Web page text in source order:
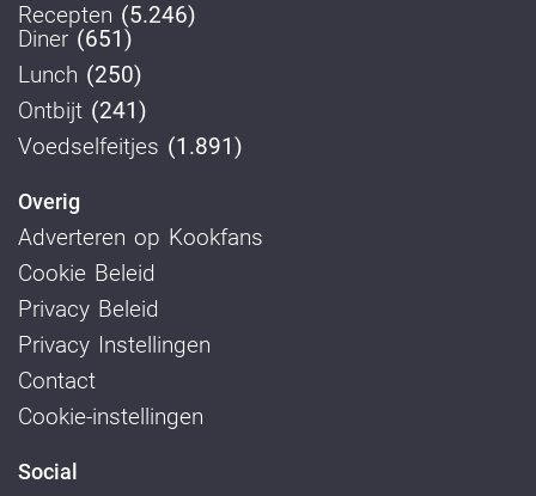
Recepten (5.246)
Diner (651)
Lunch (250)
Ontbijt (241)
Voedselfeitjes (1.891)
Overig
Adverteren op Kookfans
Cookie Beleid
Privacy Beleid
Privacy Instellingen
Contact
Cookie-instellingen
Social